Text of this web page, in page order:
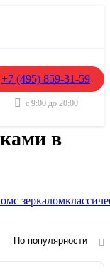
+7 (495) 859-31-59
с 9:00 до 20:00
в
с зеркалом
По популярности